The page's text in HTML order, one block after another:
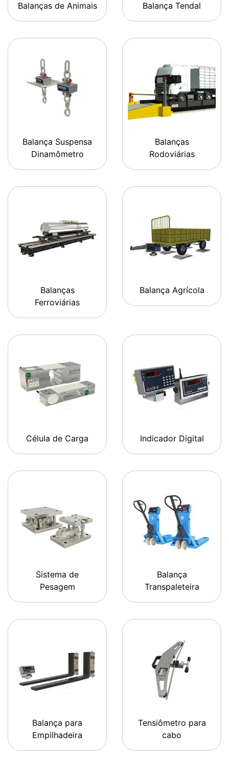
Balanças de Animais Balança Tendal
Balança Suspensa
Dinamômetro
Balanças
Rodoviárias
Balanças
Ferroviárias
Balança Agrícola
Célula de Carga Indicador Digital
Sistema de
Pesagem
Balança
Transpaleteira
Balança para
Empilhadeira
Tensiômetro para
cabo